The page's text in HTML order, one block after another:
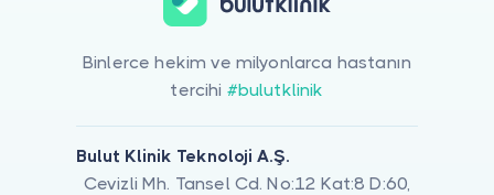
Binlerce hekim ve milyonlarca hastanın
tercihi #bulutklinik
Bulut Klinik Teknoloji A.Ş.
Cevizli Mh. Tansel Cd. No:12 Kat:8 D:60,